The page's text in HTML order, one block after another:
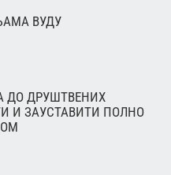
ВУДУ
ДО ДРУШТВЕНИХ
И ЗАУСТАВИТИ ПОЛНО